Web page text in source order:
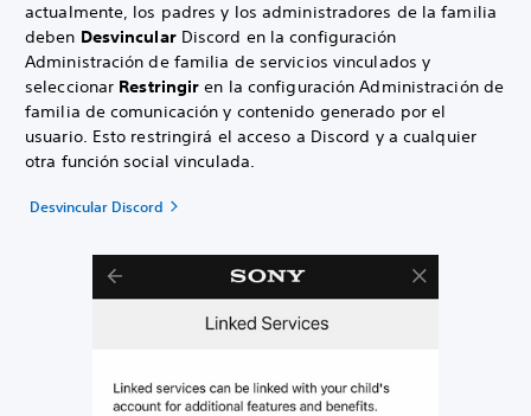
actualmente, los padres y los administradores de la familia
deben DesvincularDiscord en la configuración
Administración de familia de servicios vinculados y
seleccionar Restringir en la configuración Administración de
familia de comunicación y contenido generado por el
usuario. Esto restringirá el acceso a Discord y a cualquier
otra función social vinculada.
Desvincular Discord